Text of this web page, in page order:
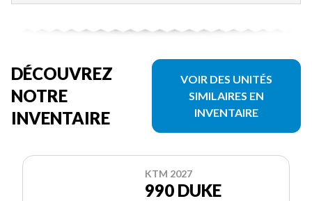
DÉCOUVREZ
NOTRE
INVENTAIRE
VOIR DES UNITÉS
SIMILAIRES EN
INVENTAIRE
KTM 2027
990 DUKE